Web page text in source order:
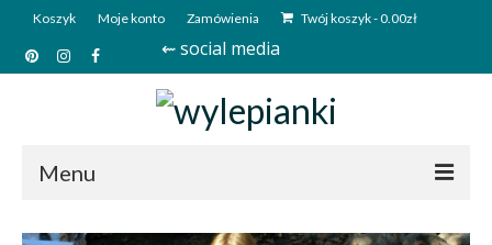
Koszyk Moje konto Zamówienia Twój koszyk-0.00zł
⇜ social media
Menu
Start